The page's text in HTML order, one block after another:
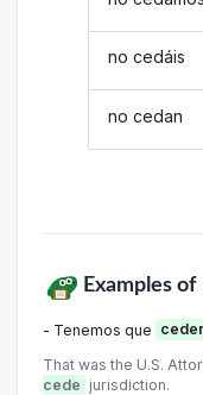
no cedáis
no cedan
Examples of
- Tenemos que ceder
That was the U.S.
cede jurisdiction.